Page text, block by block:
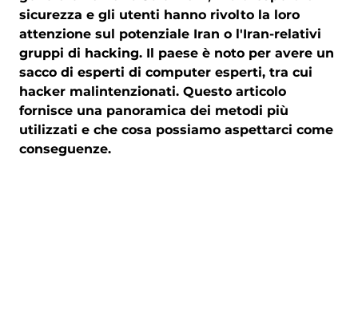
sicurezza e gli utenti hanno rivolto la loro
attenzione sul potenziale Iran o l'Iran-relativi
gruppi di hacking. Il paese è noto per avere un
sacco di esperti di computer esperti, tra cui
hacker malintenzionati. Questo articolo
fornisce una panoramica dei metodi più
utilizzati e che cosa possiamo aspettarci come
conseguenze.